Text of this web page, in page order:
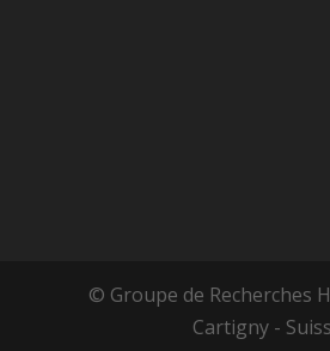
© Groupe de Recherches
Cartigny -